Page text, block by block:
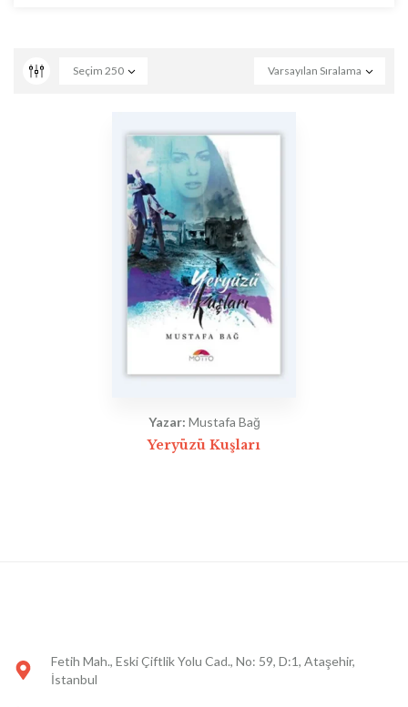
Varsayılan Sıralama
Seçim 250
Yazar: Mustafa Bağ
Yeryüzü Kuşları
Fetih Mah., Eski Çiftlik Yolu Cad., No: 59, D:1, Ataşehir,
İstanbul